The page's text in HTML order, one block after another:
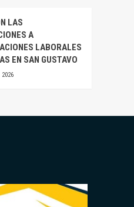
LAS
A
LABORALES
EN SAN GUSTAVO